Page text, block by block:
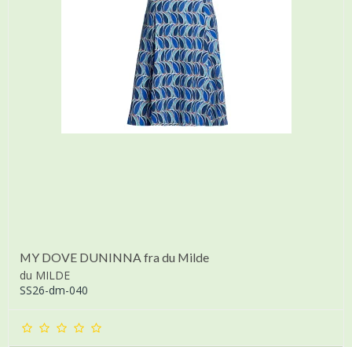
MY DOVE DUNINNA fra du Milde
du MILDE
SS26-dm-040